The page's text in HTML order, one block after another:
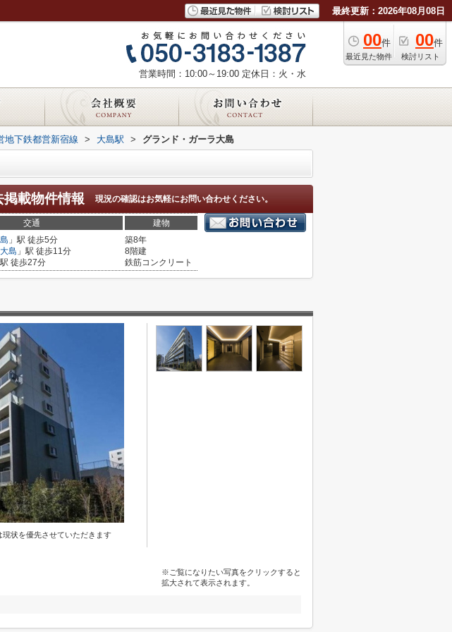
最終更新：2026年08月08日
00件
最近見た物件
00件
検討リスト
営業時間：10:00～19:00 定休日：火・水
地下鉄都営新宿線 > 大島駅 > グランド・ガーラ大島
掲載物件情報 現況の確認はお気軽にお問い合わせください。
交通 建物
」駅 徒歩5分
島 」駅 徒歩11分
駅 徒歩27分
築8年
8階建
鉄筋コンクリート
状を優先させていただきます
※ご覧になりたい写真をクリックすると
拡大されて表示されます。